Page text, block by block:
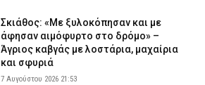
Σκιάθος: «Με ξυλοκόπησαν και με
άφησαν αιμόφυρτο στο δρόμο» –
Άγριος καβγάς με λοστάρια, μαχαίρια
και σφυριά
7 Αυγούστου 2026 21:53